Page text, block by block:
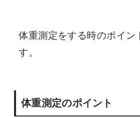
体重測定をする時のポイン
す。
体重測定のポイント